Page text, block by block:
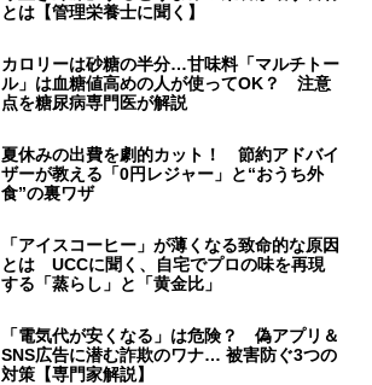
とは【管理栄養士に聞く】
カロリーは砂糖の半分…甘味料「マルチトー
ル」は血糖値高めの人が使ってOK？ 注意
点を糖尿病専門医が解説
夏休みの出費を劇的カット！ 節約アドバイ
ザーが教える「0円レジャー」と“おうち外
食”の裏ワザ
「アイスコーヒー」が薄くなる致命的な原因
とは UCCに聞く、自宅でプロの味を再現
する「蒸らし」と「黄金比」
「電気代が安くなる」は危険？ 偽アプリ＆
SNS広告に潜む詐欺のワナ… 被害防ぐ3つの
対策【専門家解説】